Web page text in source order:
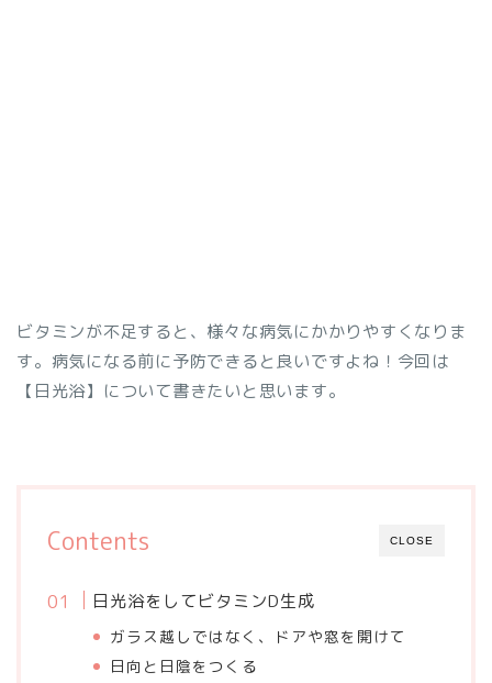
ビタミンが不足すると、様々な病気にかかりやすくなりま
す。病気になる前に予防できると良いですよね！今回は
【日光浴】について書きたいと思います。
CLOSE
Contents
日光浴をしてビタミンD生成
ガラス越しではなく、ドアや窓を開けて
日向と日陰をつくる